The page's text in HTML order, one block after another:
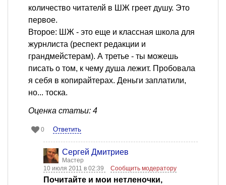
количество читателй в ШЖ греет душу. Это
первое.
Второе: ШЖ - это еще и классная школа для
журнлиста (респект редакции и
грандмейстерам). А третье - ты можешь
писать о том, к чему душа лежит. Пробовала
я себя в копирайтерах. Деньги заплатили,
но... тоска.
Оценка статьи: 4
0 Ответить
Сергей Дмитриев
Мастер
10 июля 2011 в 02:39
Сообщить модератору
Почитайте и мои нетленочки,